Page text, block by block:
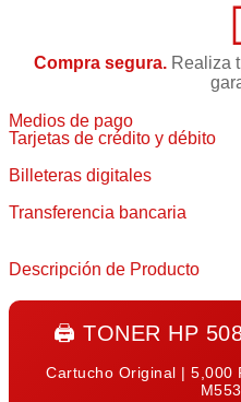
Compra segura.Realiza
Medios de pago
Tarjetas de crédito y débito
Billeteras digitales
Transferencia bancaria
Descripción de Producto
🖨️TONER HP
Cartucho Original | 5,000